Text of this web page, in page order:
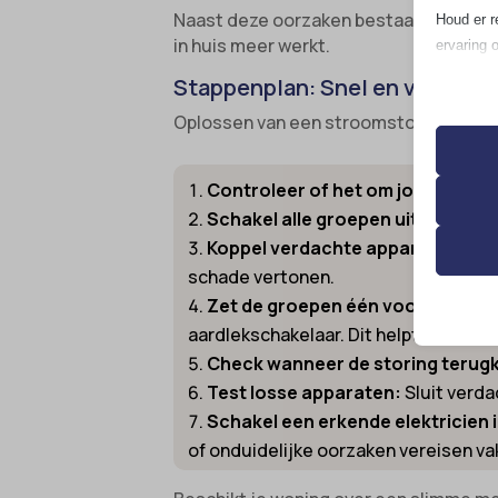
Naast deze oorzaken bestaat er
in huis meer werkt.
Stappenplan: Snel en veilig
Oplossen van een stroomstoring doe
Controleer of het om jouw huis
Schakel alle groepen uit in de
Koppel verdachte apparaten los:
schade vertonen.
Zet de groepen één voor één
aardlekschakelaar. Dit helpt om het
Check wanneer de storing
Test losse apparaten: Sluit
Schakel een erkende elektricien
of onduidelijke oorzaken vereisen
Houd er
ervaring
_ga
_ga_*